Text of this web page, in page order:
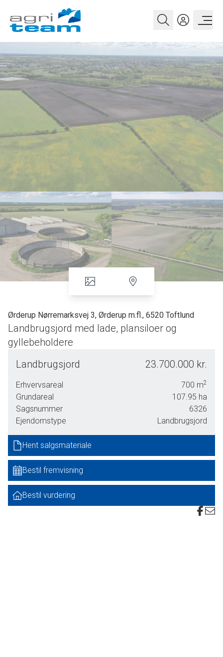
Ørderup Nørremarksvej 3, Ørderup m.fl., 6520 Toftlund
Landbrugsjord med lade, plansiloer og
gyllebeholdere
overtagelse efter høst 2026.
Ca. 103,81 ha er ager og restarealer er læplantning, natur
mv.
Bonitet overvejende grovsandet jord og en mindre del med
nr. som gns. 3.
Arealerne kan vandes fra egne boringer.
I handlen medfølger maskinhus/lade på 700 kvm samt 2
gyllebeholdere hhv. 900 kbm og 1800 kbm samt et
plansiloanlæg.
Landbrugsjord 23.700.000 kr.
Erhvervsareal 700 m2
Grundareal 107.95 ha
Sagsnummer
6326
Ejendomstype
Landbrugsjord
Hent salgsmateriale
Bestil fremvisning
Bestil vurdering